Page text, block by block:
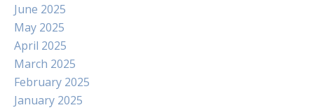
June 2025
May 2025
April 2025
March 2025
February 2025
January 2025